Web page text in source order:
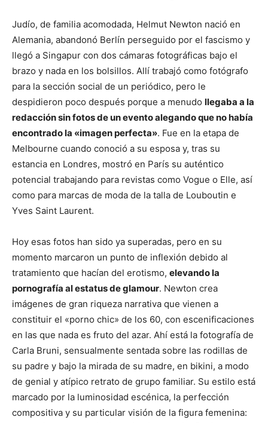
Judío, de familia acomodada, Helmut Newton nació en
Alemania, abandonó Berlín perseguido por el fascismo y
llegó a Singapur con dos cámaras fotográficas bajo el
brazo y nada en los bolsillos. Allí trabajó como fotógrafo
para la sección social de un periódico, pero le
despidieron poco después porque a menudo llegaba a la
redacción sin fotos de un evento alegando que no había
encontrado la «imagen perfecta». Fue en la etapa de
Melbourne cuando conoció a su esposa y, tras su
estancia en Londres, mostró en París su auténtico
potencial trabajando para revistas como Vogue o Elle, así
como para marcas de moda de la talla de Louboutin e
Yves Saint Laurent.
Hoy esas fotos han sido ya superadas, pero en su
momento marcaron un punto de inflexión debido al
tratamiento que hacían del erotismo, elevando la
pornografía al estatus de glamour. Newton crea
imágenes de gran riqueza narrativa que vienen a
constituir el «porno chic» de los 60, con escenificaciones
en las que nada es fruto del azar. Ahí está la fotografía de
Carla Bruni, sensualmente sentada sobre las rodillas de
su padre y bajo la mirada de su madre, en bikini, a modo
de genial y atípico retrato de grupo familiar. Su estilo está
marcado por la luminosidad escénica, la perfección
compositiva y su particular visión de la figura femenina: